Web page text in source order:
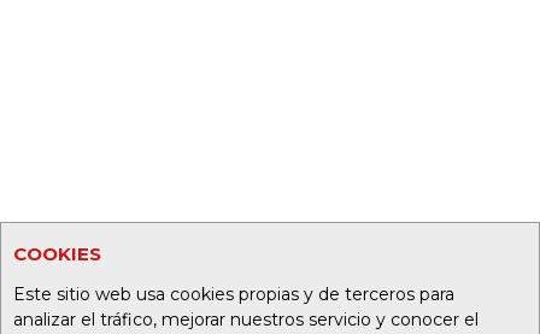
COOKIES
Este sitio web usa cookies propias y de terceros para
analizar el tráfico, mejorar nuestros servicio y conocer el